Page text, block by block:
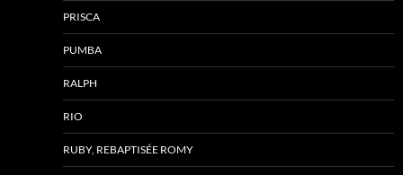
PRISCA
PUMBA
RALPH
RIO
RUBY, REBAPTISÉE ROMY